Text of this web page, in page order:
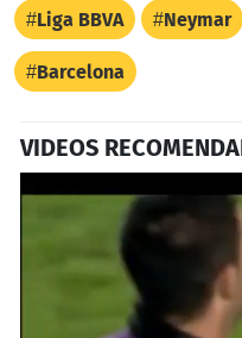
Liga BBVA Neymar
Barcelona
VIDEOS